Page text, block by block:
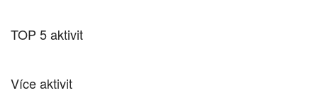
TOP 5 aktivit
Více aktivit